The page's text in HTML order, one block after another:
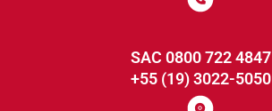
SAC 0800 722 4847
+55 (19) 3022-5050